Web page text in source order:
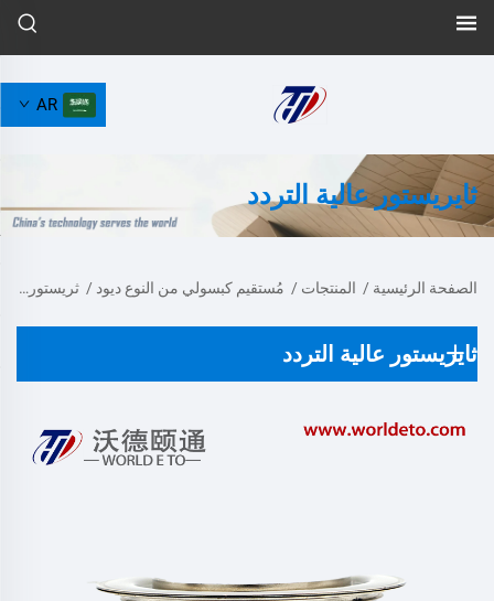
AR
ثايريستور عالية التردد
الصفحة الرئيسية / المنتجات / مُستقيم كبسولي من النوع ديود / ثريستور تردد عالي
ثايريستور عالية التردد